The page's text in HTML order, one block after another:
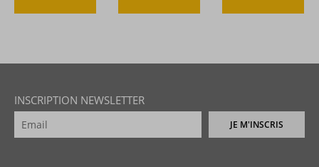
INSCRIPTION NEWSLETTER
JE M'INSCRIS